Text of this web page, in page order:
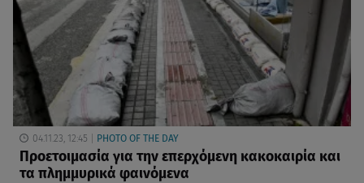
04.11.23, 12:45 PHOTO OF THE DAY
Προετοιμασία για την επερχόμενη κακοκαιρία και
τα πλημμυρικά φαινόμενα